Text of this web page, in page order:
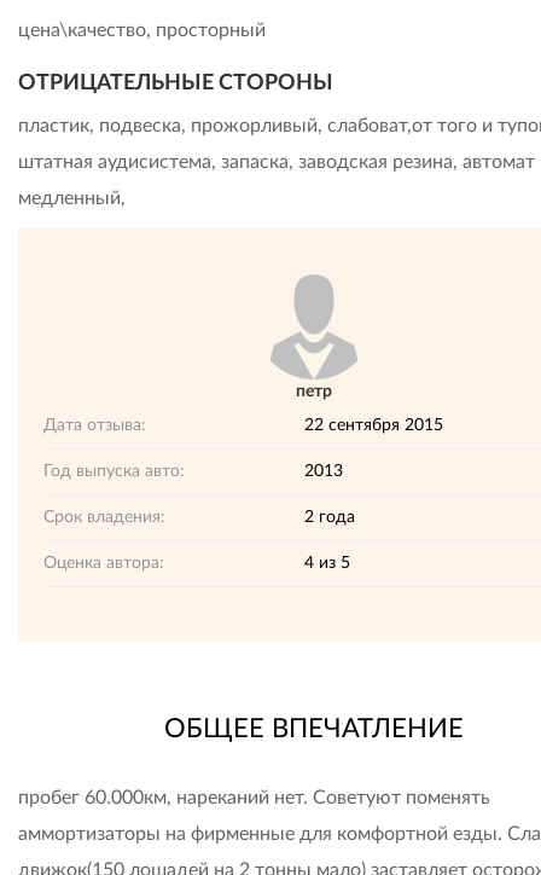
цена\качество, просторный
ОТРИЦАТЕЛЬНЫЕ СТОРОНЫ
пластик, подвеска, прожорливый, слабоват,от того и
штатная аудисистема, запаска, заводская резина, автомат
медленный,
петр
Дата отзыва: 22 сентября 2015
Год выпуска авто: 2013
Срок владения: 2 года
Оценка автора: 4из 5
ОБЩЕЕ ВПЕЧАТЛЕНИЕ
пробег 60.000км, нареканий нет. Советуют поменять
аммортизаторы на фирменные для комфортной езды.
движок(150 лошадей на 2 тонны мало) заставляет